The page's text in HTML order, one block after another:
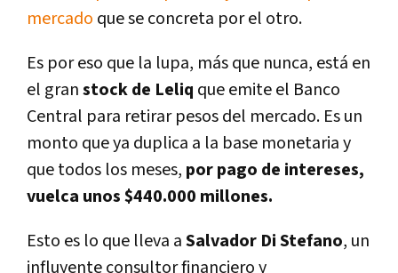
mercado que se concreta por el otro.
Es por eso que la lupa, más que nunca, está en
el granstock de Leliq que emite el Banco
Central para retirar pesos del mercado. Es un
monto que ya duplica a la base monetaria y
que todos los meses, por pago de intereses,
vuelca unos $440.000 millones.
Esto es lo que lleva aSalvador Di Stefano, un
influyente consultor financiero y